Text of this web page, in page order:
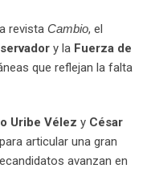
revista Cambio, el
y la Fuerza de
que reflejan la falta
Uribe Vélez y César
articular una gran
avanzan en